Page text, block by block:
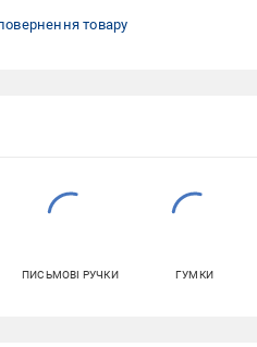
товару
ПИСЬМОВІ РУЧКИ ГУМКИ